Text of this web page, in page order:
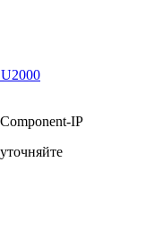
IP